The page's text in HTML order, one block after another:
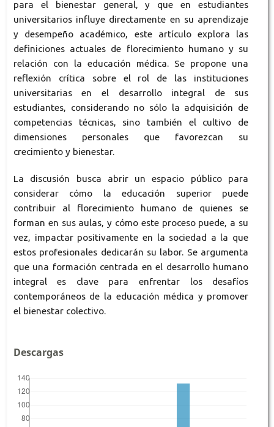
para el bienestar general, y que en estudiantes
universitarios influye directamente en su aprendizaje
y desempeño académico, este artículo explora las
definiciones actuales de florecimiento humano y su
relación con la educación médica. Se propone una
reflexión crítica sobre el rol de las instituciones
universitarias en el desarrollo integral de sus
estudiantes, considerando no sólo la adquisición de
competencias técnicas, sino también el cultivo de
dimensiones personales que favorezcan su
crecimiento y bienestar.
La discusión busca abrir un espacio público para
considerar cómo la educación superior puede
contribuir al florecimiento humano de quienes se
forman en sus aulas, y cómo este proceso puede, a su
vez, impactar positivamente en la sociedad a la que
estos profesionales dedicarán su labor. Se argumenta
que una formación centrada en el desarrollo humano
integral es clave para enfrentar los desafíos
contemporáneos de la educación médica y promover
el bienestar colectivo.
Descargas